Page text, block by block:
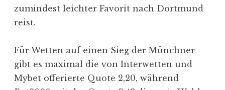
zumindest leichter Favorit nach Dortmund
reist.
Für Wetten auf einen Sieg der Münchner
gibt es maximal die von Interwetten und
Mybet offerierte Quote 2,20, während